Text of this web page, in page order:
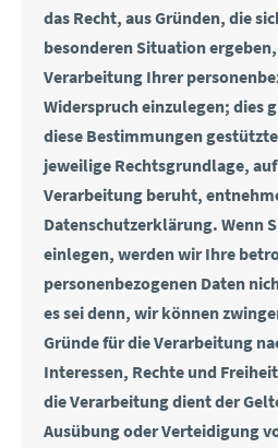
das Recht, aus Gründen, die
besonderen Situation
Verarbeitung Ihrer
Widerspruch einzulegen; dies
diese Bestimmungen
jeweilige Rechtsgrundlage,
Verarbeitung beruht,
Datenschutzerklärung. Wenn
einlegen, werden wir Ihre
personenbezogenen Daten
es sei denn, wir können
Gründe für die Verarbeitung
Interessen, Rechte und
die Verarbeitung dient der
Ausübung oder Verteidigung